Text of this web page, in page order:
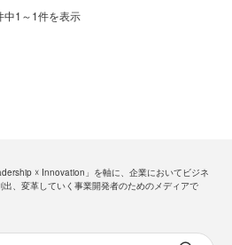
中1～1件を表示
☓ Innovation」を軸に、企業においてビジネ
出、変革していく事業開発者のためのメディアで